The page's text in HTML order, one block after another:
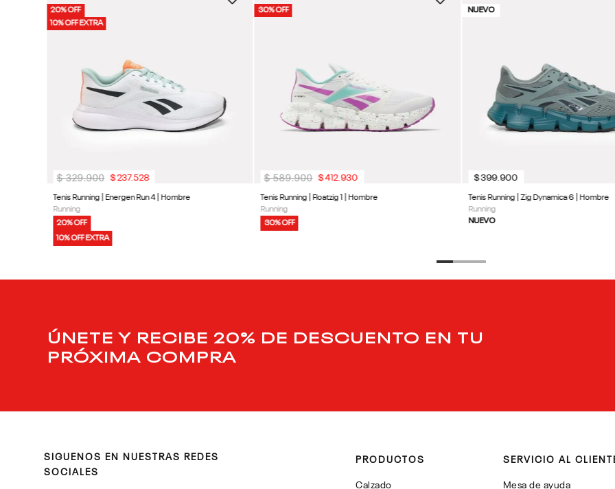
20% OFF
10% OFF EXTRA
Tenis Running | Energen Run 4 | Hombre
Running
20% OFF
10% OFF EXTRA
$ 329.900 $237.528
30% OFF
Tenis Running | Floatzig 1 | Hombre
Running
30% OFF
$ 589.900 $412.930
NUEVO
Tenis Running | Zig Dynamica 6 | Hombre
Running
NUEVO
$399.900
ÚNETE Y RECIBE 20% DE DESCUENTO EN TU
PRÓXIMA COMPRA
SIGUENOS EN NUESTRAS REDES
SOCIALES
PRODUCTOS
Calzado
SERVICIO AL
Mesa de ayuda